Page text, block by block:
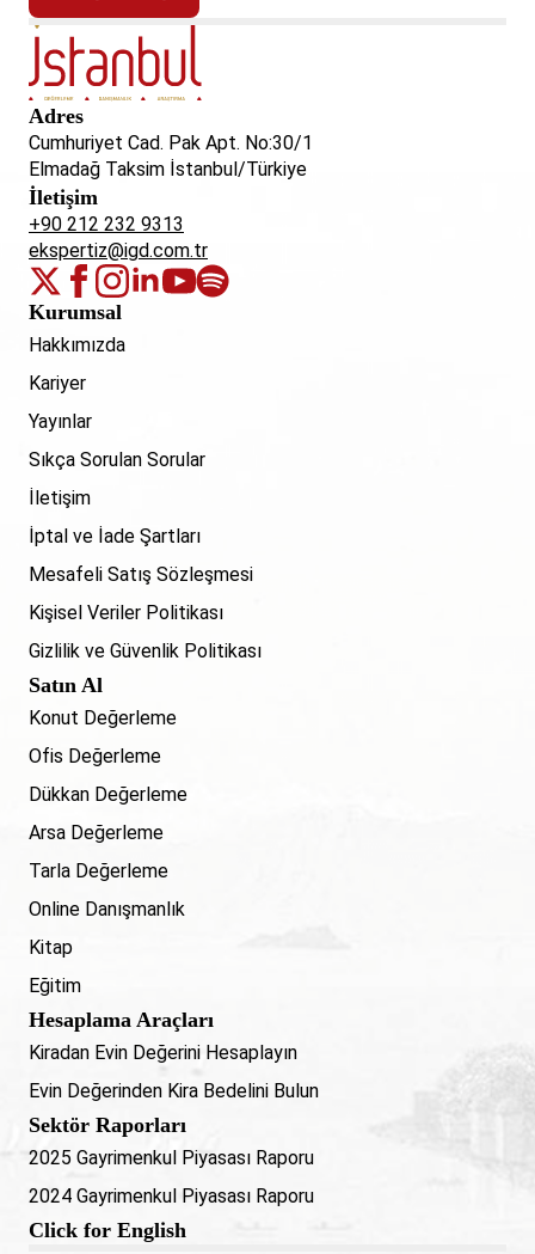
Adres
Cumhuriyet Cad. Pak Apt. No:30/1
Elmadağ Taksim İstanbul/Türkiye
İletişim
+90 212 232 9313
ekspertiz@igd.com.tr
Kurumsal
Hakkımızda
Kariyer
Yayınlar
Sıkça Sorulan Sorular
İletişim
İptal ve İade Şartları
Mesafeli Satış Sözleşmesi
Kişisel Veriler Politikası
Gizlilik ve Güvenlik Politikası
Satın Al
Konut Değerleme
Ofis Değerleme
Dükkan Değerleme
Arsa Değerleme
Tarla Değerleme
Online Danışmanlık
Kitap
Eğitim
Hesaplama Araçları
Kiradan Evin Değerini Hesaplayın
Evin Değerinden Kira Bedelini Bulun
Sektör Raporları
2025 Gayrimenkul Piyasası Raporu
2024 Gayrimenkul Piyasası Raporu
Click for English